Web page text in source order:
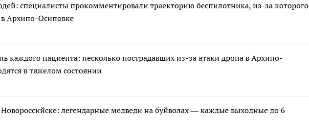
специалисты прокомментировали траекторию беспилотника, из-за которого
Архипо-Осиповке
каждого пациента: несколько пострадавших из-за атаки дрона в Архипо-
в тяжелом состоянии
легендарные медведи на буйволах — каждые выходные до 6